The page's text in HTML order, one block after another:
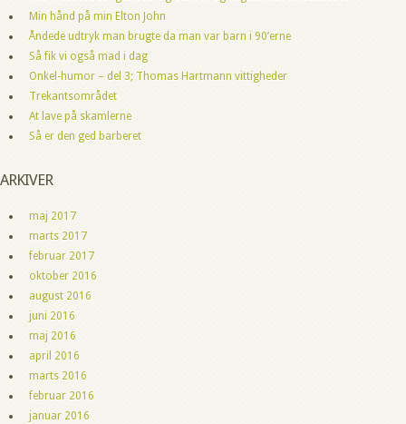
Min hånd på min Elton John
Åndede udtryk man brugte da man var barn i 90’erne
Så fik vi også mad i dag
Onkel-humor – del 3; Thomas Hartmann vittigheder
Trekantsområdet
At lave på skamlerne
Så er den ged barberet
ARKIVER
maj 2017
marts 2017
februar 2017
oktober 2016
august 2016
juni 2016
maj 2016
april 2016
marts 2016
februar 2016
januar 2016